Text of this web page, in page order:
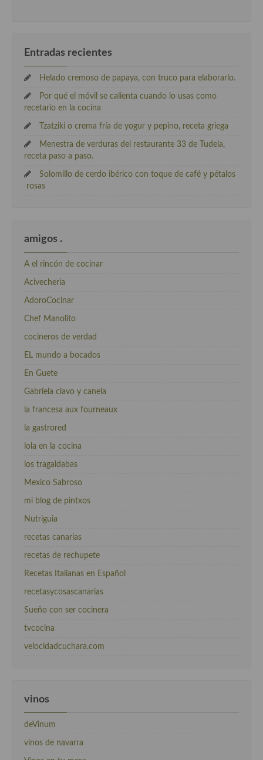
Entradas recientes
Helado cremoso de papaya, con truco para elaborarlo.
Por qué el móvil se calienta cuando lo usas como
recetario en la cocina
Tzatziki o crema fría de yogur y pepino, receta griega
Menestra de verduras del restaurante 33 de Tudela,
receta paso a paso.
Solomillo de cerdo ibérico con toque de café y pétalos
rosas
amigos .
A el rincón de cocinar
Acivecheria
AdoroCocinar
Chef Manolito
cocineros de verdad
EL mundo a bocados
En Guete
Gabriela clavo y canela
la francesa aux fourneaux
la gastrored
lola en la cocina
los tragaldabas
Mexico Sabroso
mi blog de pintxos
Nutriguia
recetas canarias
recetas de rechupete
Recetas Italianas en Español
recetasycosascanarias
Sueño con ser cocinera
tvcocina
velocidadcuchara.com
vinos
deVinum
vinos de navarra